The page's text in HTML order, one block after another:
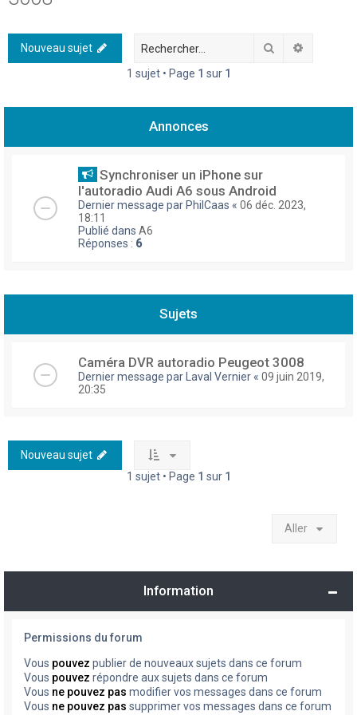
h
r
Nouveau sujet Rechercher
1 sujet • Page 1 sur 1
Annonces
Synchroniser un iPhone sur
l'autoradio Audi A6 sous Android
Dernier message par PhilCaas « 06 déc. 2023,
18:11
Publié dans A6
Réponses : 6
Sujets
Caméra DVR autoradio Peugeot 3008
Dernier message par Laval Vernier « 09 juin 2019,
20:35
Nouveau sujet
1 sujet • Page 1 sur 1
Aller
Information
Permissions du forum
Vous pouvez publier de nouveaux sujets dans ce forum
Vous pouvez répondre aux sujets dans ce forum
Vous ne pouvez pas modifier vos messages dans ce forum
Vous ne pouvez pas supprimer vos messages dans ce forum